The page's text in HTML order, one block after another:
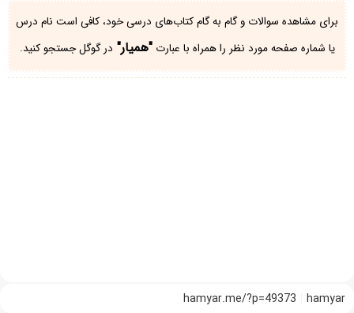
برای مشاهده سوالات و گام به گام کتاب‌های درسی خود، کافی است نام درس
یا شماره صفحه مورد نظر را همراه با عبارت"همیار" در گوگل جستجو کنید.
hamyar
hamyar.me/?p=49373